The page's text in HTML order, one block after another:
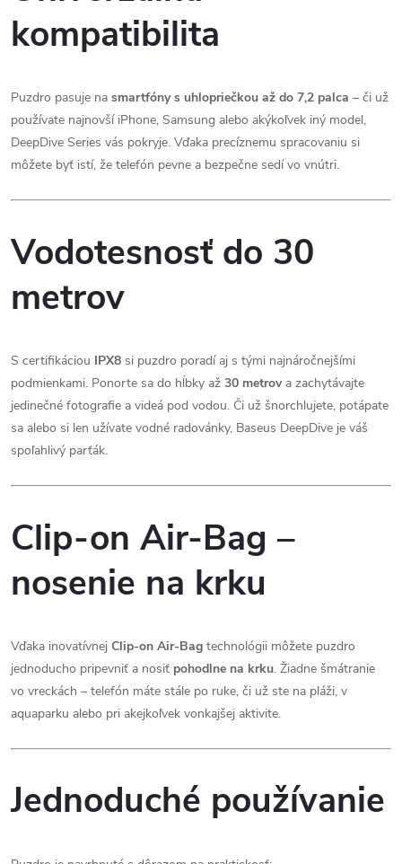
kompatibilita
Puzdro pasuje na smartfóny s uhlopriečkou až do 7,2 palca – či už
používate najnovší iPhone, Samsung alebo akýkoľvek iný model,
DeepDive Series vás pokryje. Vďaka precíznemu spracovaniu si
môžete byť istí, že telefón pevne a bezpečne sedí vo vnútri.
Vodotesnosť do 30
metrov
S certifikáciou IPX8 si puzdro poradí aj s tými najnáročnejšími
podmienkami. Ponorte sa do hĺbky až 30 metrova zachytávajte
jedinečné fotografie a videá pod vodou. Či už šnorchlujete, potápate
sa alebo si len užívate vodné radovánky, Baseus DeepDive je váš
spoľahlivý parťák.
Clip-on Air-Bag –
nosenie na krku
Vďaka inovatívnej Clip-on Air-Bag technológii môžete puzdro
jednoducho pripevniť a nosiť pohodlne na krku. Žiadne šmátranie
vo vreckách – telefón máte stále po ruke, či už ste na pláži, v
aquaparku alebo pri akejkoľvek vonkajšej aktivite.
Jednoduché používanie